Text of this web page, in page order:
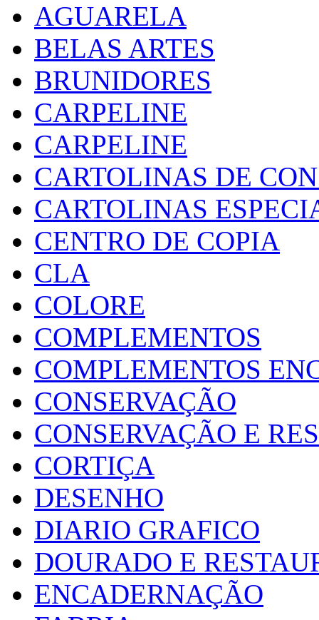
AGUARELA
BELAS ARTES
BRUNIDORES
CARPELINE
CARPELINE
CARTOLINAS DE
CARTOLINAS
CENTRO DE COPIA
CLA
COLORE
COMPLEMENTOS
COMPLEMENTOS
CONSERVAÇÃO
CONSERVAÇÃO E
CORTIÇA
DESENHO
DIARIO GRAFICO
DOURADO E
ENCADERNAÇÃO